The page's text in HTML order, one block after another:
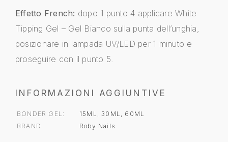
Effetto French: dopo il punto 4 applicare White
Tipping Gel – Gel Bianco sulla punta dell’unghia,
posizionare in lampada UV/LED per 1 minuto e
proseguire con il punto 5.
INFORMAZIONI AGGIUNTIVE
BONDER GEL
15ML, 30ML, 60ML
BRAND
Roby Nails